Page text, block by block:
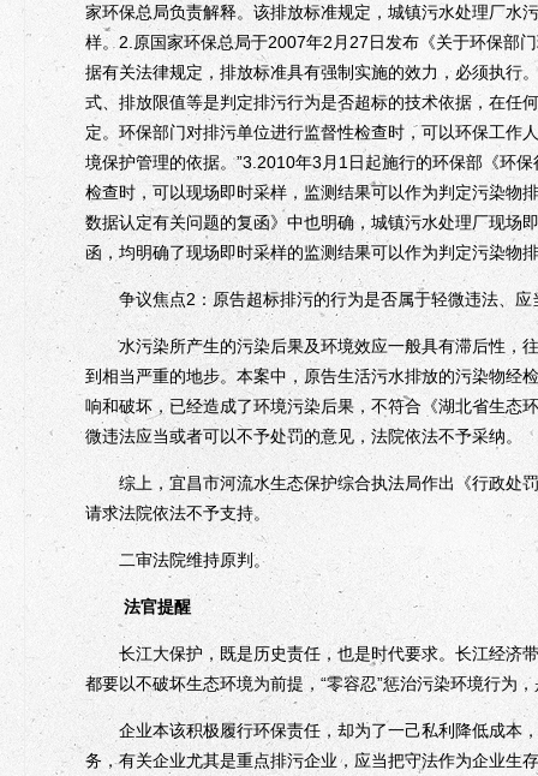
家环保总局负责解释。该排放标准规定，城镇污水处理厂水
样。2.原国家环保总局于2007年2月27日发布《关于环保部
据有关法律规定，排放标准具有强制实施的效力，必须执行
式、排放限值等是判定排污行为是否超标的技术依据，在任
定。环保部门对排污单位进行监督性检查时，可以环保工作
境保护管理的依据。”3.2010年3月1日起施行的环保部《环
检查时，可以现场即时采样，监测结果可以作为判定污染物
数据认定有关问题的复函》中也明确，城镇污水处理厂现场
函，均明确了现场即时采样的监测结果可以作为判定污染物
争议焦点2：原告超标排污的行为是否属于轻微违法、应
水污染所产生的污染后果及环境效应一般具有滞后性，
到相当严重的地步。本案中，原告生活污水排放的污染物经
响和破坏，已经造成了环境污染后果，不符合《湖北省生态
微违法应当或者可以不予处罚的意见，法院依法不予采纳。
综上，宜昌市河流水生态保护综合执法局作出《行政处
请求法院依法不予支持。
二审法院维持原判。
法官提醒
长江大保护，既是历史责任，也是时代要求。长江经济
都要以不破坏生态环境为前提，“零容忍”惩治污染环境行为
企业本该积极履行环保责任，却为了一己私利降低成本，
务，有关企业尤其是重点排污企业，应当把守法作为企业生